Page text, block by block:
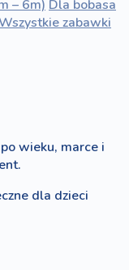
– 6m) Dla bobasa
zabawki
wieku, marce i
dla dzieci